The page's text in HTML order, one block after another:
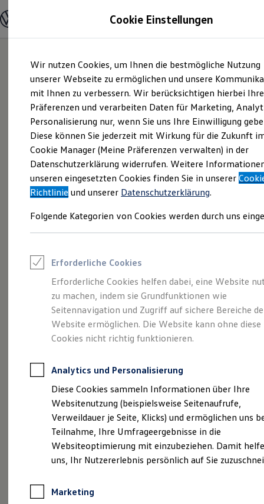
Hauptinhalt
springen
Footer
springen
Modelle und Konfigurator
Modelle vergleichen
Elektroautos
ENERGY Sondermodelle
Nutzfahrzeuge
SUV und CUV
Familienautos
Kombis
Kompaktwagen
Sportwagen
Schnell verfügbare Fahrzeuge
Angebote und Produkte
Aktuelle Angebote
E-Auto-Förderung
Volkswagen Marktplatz
Junge Gebrauchtwagen und Gebrauchtwagen
Saisonangebote
Leasing
Leasing-Angebote
Gebrauchtwagen Leasing
Junge Gebrauchtwagen-Leasing
Elektroauto Leasing
Kleinwagen-Leasing
Leasing ohne Anzahlung
Autokredit mit Schlussrate
Versicherungen und Garantien
Kfz-Versicherung
Restschuldversicherungen
Garantien
Wartungsverträge
Geschäftskunden
Professional Class bei Volkswagen
Großkunden
Behörden
Anpfiff zum Gewinn
Der T-Roc
Impressum & Rechtliches)
Cookie Einstellungen
Wir nutzen Cookies, um Ihnen die bestmögliche Nutzung
unserer Webseite zu ermöglichen und unsere
mit Ihnen zu verbessern. Wir berücksichtigen hierbei Ihre
Präferenzen und verarbeiten Daten für Marketing,
Personalisierung nur, wenn Sie uns Ihre Einwilligung
Diese können Sie jederzeit mit Wirkung für die Zukunft
Cookie Manager (Meine Präferenzen verwalten) in der
Datenschutzerklärung widerrufen. Weitere
unseren eingesetzten Cookies finden Sie in unserer
Richtlinie und unserer Datenschutzerklärung.
Folgende Kategorien von Cookies werden durch uns
Erforderliche Cookies
Erforderliche Cookies helfen dabei, eine Website
zu machen, indem sie Grundfunktionen wie
Seitennavigation und Zugriff auf sichere Bereiche
Website ermöglichen. Die Website kann ohne diese
Cookies nicht richtig funktionieren.
Analytics und Personalisierung
Diese Cookies sammeln Informationen über Ihre
Websitenutzung (beispielsweise Seitenaufrufe,
Verweildauer je Seite, Klicks) und ermöglichen uns
Teilnahme, Ihre Umfrageergebnisse in die
Websiteoptimierung mit einzubeziehen. Damit
uns, Ihr Nutzererlebnis persönlich auf Sie
Marketing